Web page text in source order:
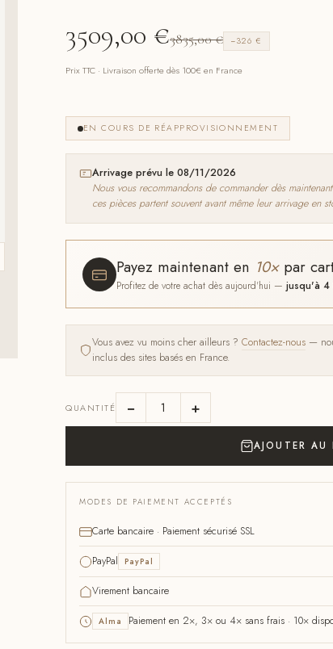
3509,00 €3835,00€ −326 €
Prix TTC · Livraison offerte dès 100€ en France
EN COURS DE RÉAPPROVISIONNEMENT
Arrivage prévu le 08/11/2026
Nous vous recommandons de commander dès
ces pièces partent souvent avant même leur arrivage en
Payez maintenant en 10×par
Profitez de votre achat dès aujourd'hui — jusqu'à
Vous avez vu moins cher ailleurs ? Contactez-nous —
inclus des sites basés en France.
QUANTITÉ − +
AJOUTER AU
MODES DE PAIEMENT ACCEPTÉS
Carte bancaire · Paiement sécurisé SSL
PayPal PayPal
Virement bancaire
Alma Paiement en 2×, 3× ou 4× sans frais · 10×